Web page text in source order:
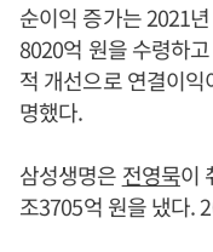
순이익 증가는 2021
8020억 원을 수령하
적 개선으로 연결이
명했다.
삼성생명은 전영묵이
조3705억 원을 냈다.